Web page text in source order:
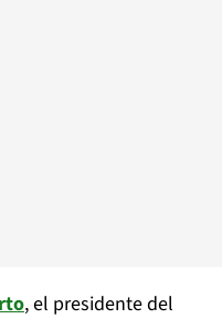
, el presidente del